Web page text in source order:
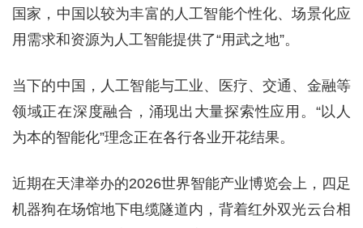
国家，中国以较为丰富的人工智能个性化、场景化应
用需求和资源为人工智能提供了“用武之地”。
当下的中国，人工智能与工业、医疗、交通、金融等
领域正在深度融合，涌现出大量探索性应用。“以人
为本的智能化”理念正在各行各业开花结果。
近期在天津举办的2026世界智能产业博览会上，四足
机器狗在场馆地下电缆隧道内，背着红外双光云台相